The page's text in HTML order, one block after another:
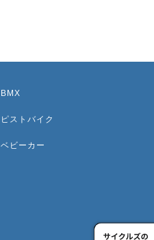
BMX
ピストバイク
ベビーカー